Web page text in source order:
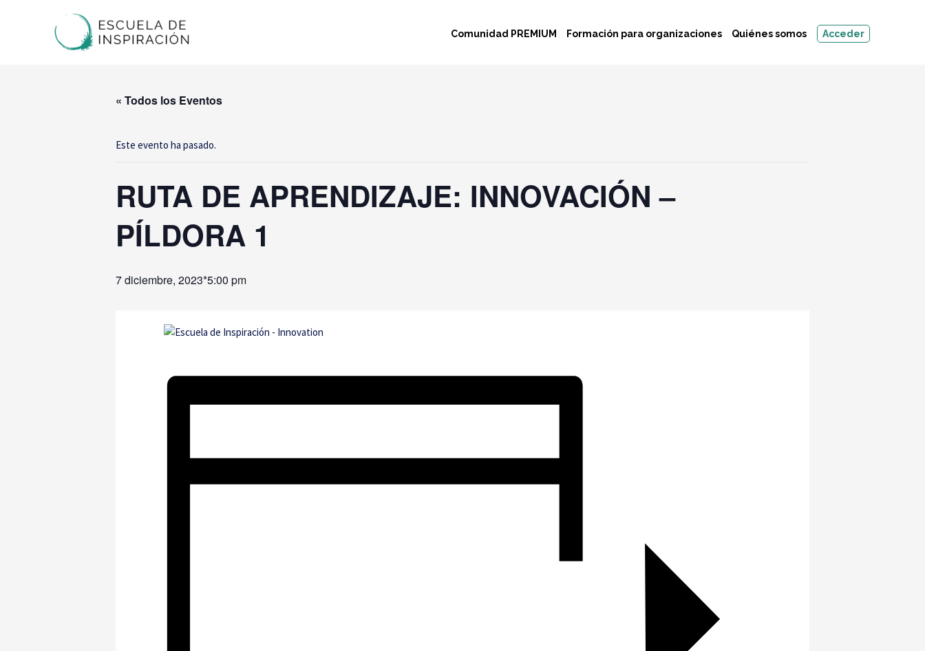
Comunidad PREMIUM Formación para organizaciones Quiénes somos Acceder
« Todos los Eventos
Este evento ha pasado.
RUTA DE APRENDIZAJE: INNOVACIÓN –
PÍLDORA 1
7 diciembre, 2023*5:00 pm